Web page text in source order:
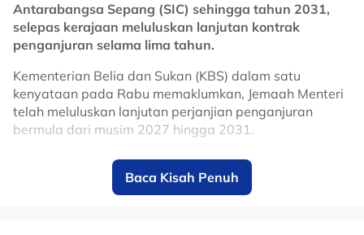
Antarabangsa Sepang (SIC) sehingga tahun 2031,
selepas kerajaan meluluskan lanjutan kontrak
penganjuran selama lima tahun.
Kementerian Belia dan Sukan (KBS) dalam satu
kenyataan pada Rabu memaklumkan, Jemaah Menteri
telah meluluskan lanjutan perjanjian penganjuran
bermula dari musim 2027 hingga 2031.
Keputusan itu memastikan Malaysia terus kekal dalam
kalendar MotoGP, sekali gus mengukuhkan kedudukan
Sepang sebagai antara litar ikonik dalam kejuaraan
Baca Kisah Penuh